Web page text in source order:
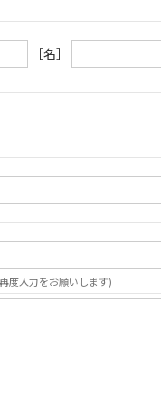
［名］
度入力をお願いします)